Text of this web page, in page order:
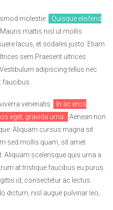
molestie.
Quisque eleifend
Mauris mattis nisl ut mollis
lacus, et sodales justo. Etiam
sem.Praesent ultrices
adipiscing tellus nec
faucibus.
venenatis.
In ac eros
eget, gravida urna.
Aenean non
Aliquam cursus magna sit
sed mollis quam, sit amet
Aliquam scelerisque quis urna a
at tristique faucibus eu purus.
id, consectetur ac lectus.
dictum, nisl augue pulvinar leo,